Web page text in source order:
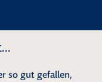
so gut gefallen,